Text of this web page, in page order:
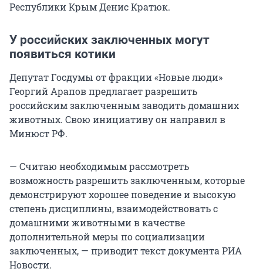
Республики Крым Денис Кратюк.
У российских заключенных могут
появиться котики
Депутат Госдумы от фракции «Новые люди»
Георгий Арапов предлагает разрешить
российским заключенным заводить домашних
животных. Свою инициативу он направил в
Минюст РФ.
— Считаю необходимым рассмотреть
возможность разрешить заключенным, которые
демонстрируют хорошее поведение и высокую
степень дисциплины, взаимодействовать с
домашними животными в качестве
дополнительной меры по социализации
заключенных, — приводит текст документа РИА
Новости.